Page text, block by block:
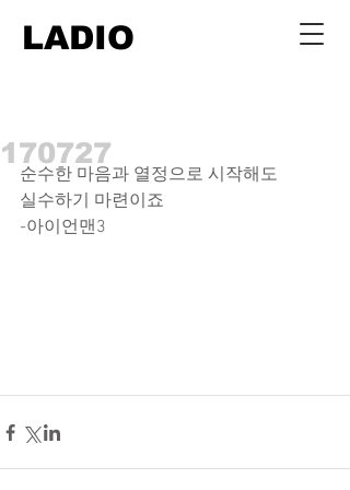
LADIO
170727
순수한 마음과 열정으로 시작해도
실수하기 마련이죠
-아이언맨3